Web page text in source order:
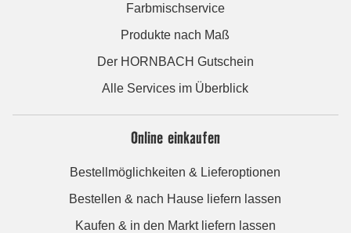
Farbmischservice
Produkte nach Maß
Der HORNBACH Gutschein
Alle Services im Überblick
Online einkaufen
Bestellmöglichkeiten & Lieferoptionen
Bestellen & nach Hause liefern lassen
Kaufen & in den Markt liefern lassen